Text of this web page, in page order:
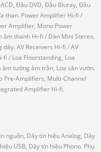
Đầu DVD, Đầu Bluray, Đầu
than. Power Amplifier Hi-fi /
Amplifier, Mono Power
âm thanh Hi-fi / Dàn Mini Stereo,
dây. AV Receivers Hi-fi / AV
fi / Loa Floorstanding, Loa
âm tường âm trần, Loa sân vườn.
Pre-Amplifiers, Multi-Channel
Amplifier Hi-fi.
nguồn, Dây tín hiệu Analog, Dây
USB, Dây tín hiệu Phono. Phụ